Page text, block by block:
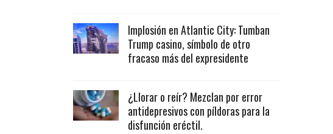
Implosión en Atlantic City: Tumban
Trump casino, símbolo de otro
fracaso más del expresidente
¿Llorar o reír? Mezclan por error
antidepresivos con píldoras para la
disfunción eréctil.